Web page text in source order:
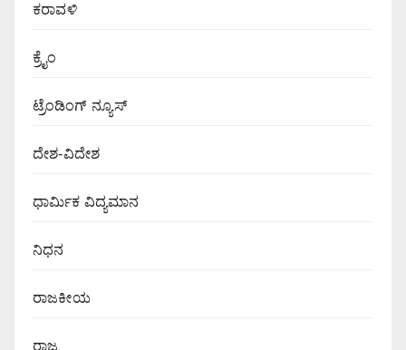
ಕರಾವಳಿ
ಕ್ರೈಂ
ಟ್ರೆಂಡಿಂಗ್ ನ್ಯೂಸ್
ದೇಶ-ವಿದೇಶ
ಧಾರ್ಮಿಕ ವಿದ್ಯಮಾನ
ನಿಧನ
ರಾಜಕೀಯ
ರಾಜ್ಯ